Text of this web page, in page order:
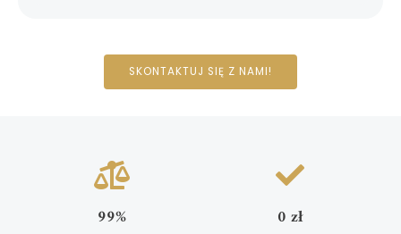
SKONTAKTUJ SIĘ Z NAMI!
99% 0 zł